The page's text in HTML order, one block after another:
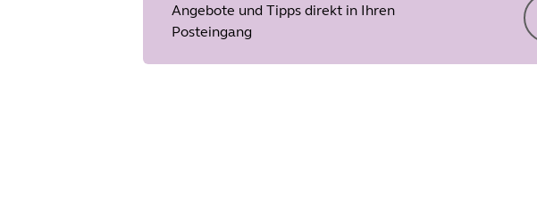
Angebote und Tipps direkt in Ihren
Posteingang